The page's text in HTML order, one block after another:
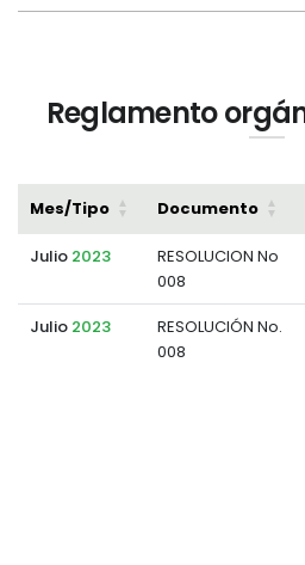
Reglamento
Mes/Tipo Documento
Julio 2023
RESOLUCION No
008
Julio 2023
RESOLUCIÓN No.
008